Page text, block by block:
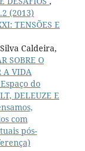
(2013)
TENSÕES E
Caldeira,
SOBRE O
A VIDA
do
DELEUZE E
com
pós-